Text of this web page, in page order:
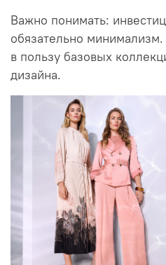
Важно понимать:
обязательно
в пользу базовых
дизайна.